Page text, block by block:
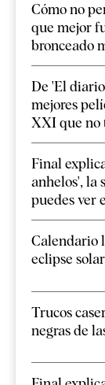
Cómo no
que mejor
bronceado
De 'El
mejores
XXI que no
Final
anhelos', la
puedes ver
Calendario
eclipse
Trucos
negras de